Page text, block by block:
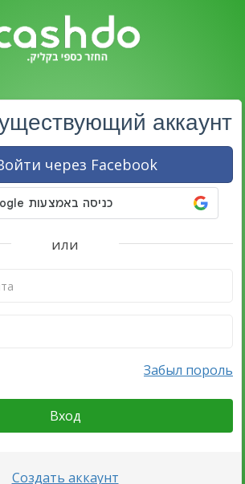
аккаунт
через Facebook
или
Забыл пороль
Вход
Создать аккаунт